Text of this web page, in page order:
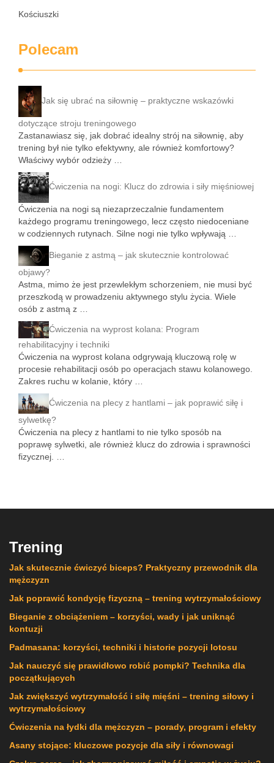
Kościuszki
Polecam
Jak się ubrać na siłownię – praktyczne wskazówki
dotyczące stroju treningowego
Zastanawiasz się, jak dobrać idealny strój na siłownię, aby
trening był nie tylko efektywny, ale również komfortowy?
Właściwy wybór odzieży …
Ćwiczenia na nogi: Klucz do zdrowia i siły mięśniowej
Ćwiczenia na nogi są niezaprzeczalnie fundamentem
każdego programu treningowego, lecz często niedoceniane
w codziennych rutynach. Silne nogi nie tylko wpływają …
Bieganie z astmą – jak skutecznie kontrolować
objawy?
Astma, mimo że jest przewlekłym schorzeniem, nie musi być
przeszkodą w prowadzeniu aktywnego stylu życia. Wiele
osób z astmą z …
Ćwiczenia na wyprost kolana: Program
rehabilitacyjny i techniki
Ćwiczenia na wyprost kolana odgrywają kluczową rolę w
procesie rehabilitacji osób po operacjach stawu kolanowego.
Zakres ruchu w kolanie, który …
Ćwiczenia na plecy z hantlami – jak poprawić siłę i
sylwetkę?
Ćwiczenia na plecy z hantlami to nie tylko sposób na
poprawę sylwetki, ale również klucz do zdrowia i sprawności
fizycznej. …
Trening
Jak skutecznie ćwiczyć biceps? Praktyczny przewodnik dla
mężczyzn
Jak poprawić kondycję fizyczną – trening wytrzymałościowy
Bieganie z obciążeniem – korzyści, wady i jak uniknąć
kontuzji
Padmasana: korzyści, techniki i historie pozycji lotosu
Jak nauczyć się prawidłowo robić pompki? Technika dla
początkujących
Jak zwiększyć wytrzymałość i siłę mięśni – trening siłowy i
wytrzymałościowy
Ćwiczenia na łydki dla mężczyzn – porady, program i efekty
Asany stojące: kluczowe pozycje dla siły i równowagi